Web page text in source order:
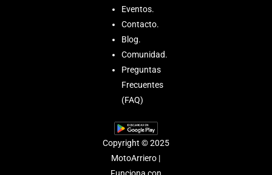
Eventos.
Contacto.
Blog.
Comunidad.
Preguntas
Frecuentes
(FAQ)
Copyright © 2025
MotoArriero |
Funciona con